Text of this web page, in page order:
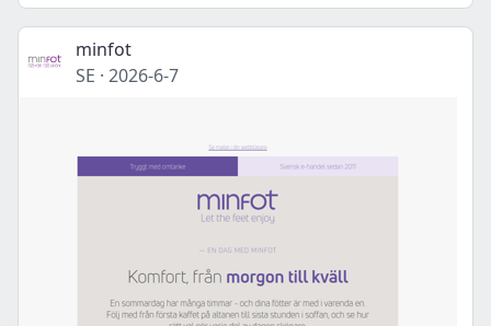
minfot
SE · 2026-6-7